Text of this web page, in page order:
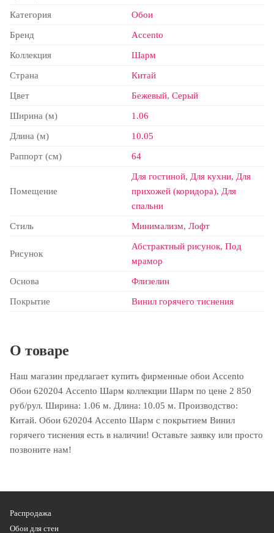
Категория Обои
Бренд Accento
Коллекция Шарм
Страна Китай
Цвет Бежевый, Серый
Ширина (м) 1.06
Длина (м) 10.05
Раппорт (см) 64
Помещение
Для гостиной, Для кухни, Для
прихожей (коридора), Для
спальни
Стиль Минимализм, Лофт
Рисунок
Абстрактный рисунок, Под
мрамор
Основа Флизелин
Покрытие Винил горячего тиснения
О товаре
Наш магазин предлагает купить фирменные обои Accento
Обои 620204 Accento Шарм коллекции Шарм по цене 2 850
руб/рул. Ширина: 1.06 м. Длина: 10.05 м. Производство:
Китай. Обои 620204 Accento Шарм с покрытием Винил
горячего тиснения есть в наличии! Оставьте заявку или просто
позвоните нам!
Распродажа
Обои для стен